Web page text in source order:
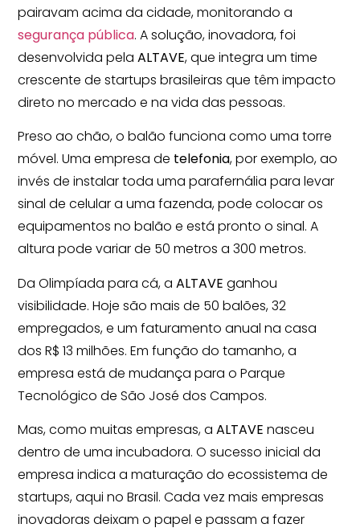
pairavam acima da cidade, monitorando a
segurança pública. A solução, inovadora, foi
desenvolvida pelaALTAVE, que integra um time
crescente de startups brasileiras que têm impacto
direto no mercado e na vida das pessoas.
Preso ao chão, o balão funciona como uma torre
móvel. Uma empresa de telefonia, por exemplo, ao
invés de instalar toda uma parafernália para levar
sinal de celular a uma fazenda, pode colocar os
equipamentos no balão e está pronto o sinal. A
altura pode variar de 50 metros a 300 metros.
Da Olimpíada para cá, aALTAVE ganhou
visibilidade. Hoje são mais de 50 balões, 32
empregados, e um faturamento anual na casa
dos R$ 13 milhões. Em função do tamanho, a
empresa está de mudança para o Parque
Tecnológico de São José dos Campos.
Mas, como muitas empresas, aALTAVE nasceu
dentro de uma incubadora. O sucesso inicial da
empresa indica a maturação do ecossistema de
startups, aqui no Brasil. Cada vez mais empresas
inovadoras deixam o papel e passam a fazer